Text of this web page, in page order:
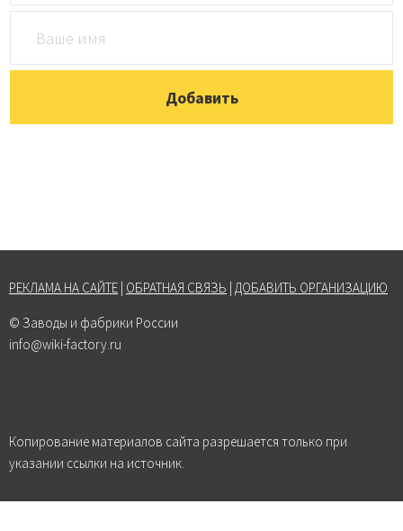
РЕКЛАМА НА САЙТЕ ОБРАТНАЯ СВЯЗЬ ДОБАВИТЬ ОРГАНИЗАЦИЮ
© Заводы и фабрики России
info@wiki-factory.ru
Копирование материалов сайта разрешается только при
указании ссылки на источник.